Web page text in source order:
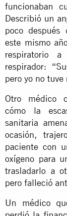
funcionaban
Describió un
poco después
este mismo
respiratorio
respirador:
pero yo no tuve
Otro médico
cómo la
sanitaria
ocasión,
paciente con
oxígeno para
trasladarlo a
pero falleció
Un médico